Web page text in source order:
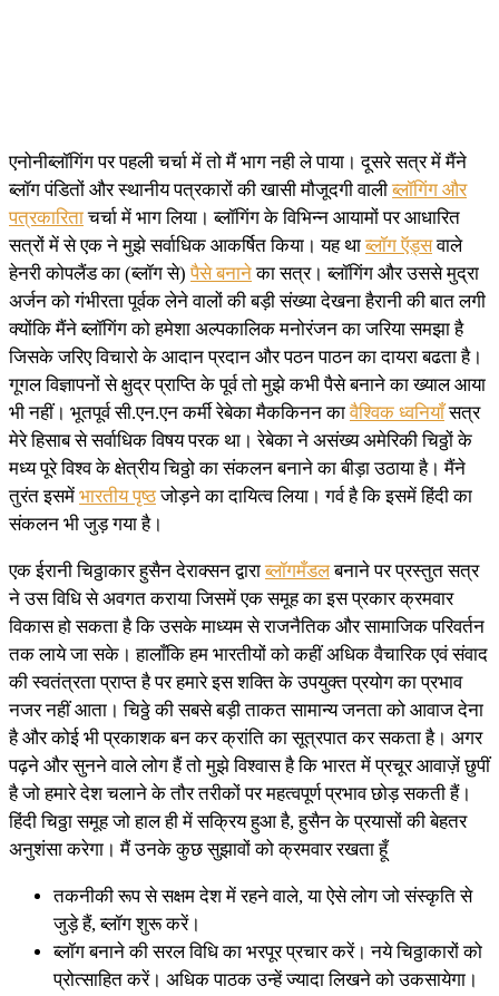
एनोनीब्लॉगिंग पर पहली चर्चा में तो मैं भाग नही ले पाया। दूसरे सत्र में मैंने
ब्लॉग पंडितों और स्थानीय पत्रकारों की खासी मौजूदगी वालीब्लॉगिंग और
पत्रकारिताचर्चा में भाग लिया। ब्लॉगिंग के विभिन्न आयामों पर आधारित
सत्रों में से एक ने मुझे सर्वाधिक आकर्षित किया। यह थाब्लॉग ऍड्सवाले
हेनरी कोपलैंड का (ब्लॉग से)पैसे बनानेका सत्र। ब्लॉगिंग और उससे मुद्रा
अर्जन को गंभीरता पूर्वक लेने वालों की बड़ी संख्या देखना हैरानी की बात लगी
क्योंकि मैंने ब्लॉगिंग को हमेशा अल्पकालिक मनोरंजन का जरिया समझा है
जिसके जरिए विचारो के आदान प्रदान और पठन पाठन का दायरा बढता है।
गूगल विज्ञापनों से क्षुद्र प्राप्ति के पूर्व तो मुझे कभी पैसे बनाने का ख्याल आया
भी नहीं। भूतपूर्व सी.एन.एन कर्मी रेबेका मैककिनन कावैश्विक ध्वनियाँसत्र
मेरे हिसाब से सर्वाधिक विषय परक था। रेबेका ने असंख्य अमेरिकी चिठ्ठों के
मध्य पूरे विश्व के क्षेत्रीय चिठ्ठो का संकलन बनाने का बीड़ा उठाया है। मैंने
तुरंत इसमें भारतीय पृष्ठजोड़ने का दायित्व लिया। गर्व है कि इसमें हिंदी का
संकलन भी जुड़ गया है।
एक ईरानी चिठ्ठाकार हुसैन देराक्सन द्वाराब्लॉगमँडलबनाने पर प्रस्तुत सत्र
ने उस विधि से अवगत कराया जिसमें एक समूह का इस प्रकार क्रमवार
विकास हो सकता है कि उसके माध्यम से राजनैतिक और सामाजिक परिवर्तन
तक लाये जा सके। हालाँकि हम भारतीयों को कहीं अधिक वैचारिक एवं संवाद
की स्वतंत्रता प्राप्त है पर हमारे इस शक्ति के उपयुक्त प्रयोग का प्रभाव
नजर नहीं आता। चिठ्ठे की सबसे बड़ी ताकत सामान्य जनता को आवाज देना
है और कोई भी प्रकाशक बन कर क्रांति का सूत्रपात कर सकता है। अगर
पढ़ने और सुनने वाले लोग हैं तो मुझे विश्वास है कि भारत में प्रचूर आवाज़ें छुपीं
है जो हमारे देश चलाने के तौर तरीकों पर महत्वपूर्ण प्रभाव छोड़ सकती हैं।
हिंदी चिठ्ठा समूह जो हाल ही में सक्रिय हुआ है, हुसैन के प्रयासों की बेहतर
अनुशंसा करेगा। मैं उनके कुछ सुझावों को क्रमवार रखता हूँ
तकनीकी रूप से सक्षम देश में रहने वाले, या ऐसे लोग जो संस्कृति से
जुड़े हैं, ब्लॉग शुरू करें।
ब्लॉग बनाने की सरल विधि का भरपूर प्रचार करें। नये चिठ्ठाकारों को
प्रोत्साहित करें। अधिक पाठक उन्हें ज्यादा लिखने को उकसायेगा।